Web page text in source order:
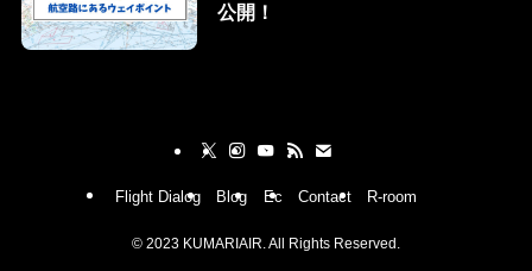
公開！
Flight Dialog Blog Ec Contact R-room
© 2023 KUMARIAIR. All Rights Reserved.